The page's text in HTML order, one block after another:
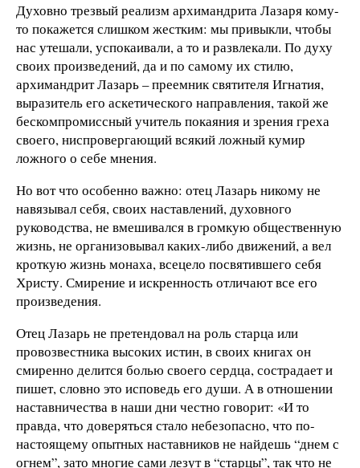
Духовно трезвый реализм архимандрита Лазаря кому-
то покажется слишком жестким: мы привыкли, чтобы
нас утешали, успокаивали, а то и развлекали. По духу
своих произведений, да и по самому их стилю,
архимандрит Лазарь – преемник святителя Игнатия,
выразитель его аскетического направления, такой же
бескомпромиссный учитель покаяния и зрения греха
своего, ниспровергающий всякий ложный кумир
ложного о себе мнения.
Но вот что особенно важно: отец Лазарь никому не
навязывал себя, своих наставлений, духовного
руководства, не вмешивался в громкую общественную
жизнь, не организовывал каких-либо движений, а вел
кроткую жизнь монаха, всецело посвятившего себя
Христу. Смирение и искренность отличают все его
произведения.
Отец Лазарь не претендовал на роль старца или
провозвестника высоких истин, в своих книгах он
смиренно делится болью своего сердца, сострадает и
пишет, словно это исповедь его души. А в отношении
наставничества в наши дни честно говорит: «И то
правда, что доверяться стало небезопасно, что по-
настоящему опытных наставников не найдешь “днем с
огнем”, зато многие сами лезут в “старцы”, так что не